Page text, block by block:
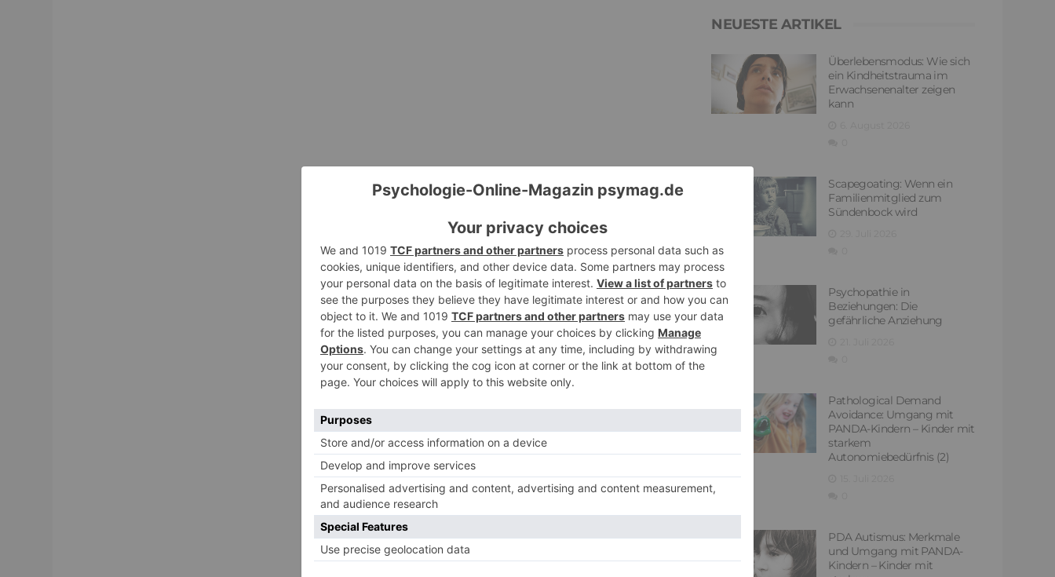
NEUESTE ARTIKEL
Überlebensmodus: Wie sich
ein Kindheitstrauma im
Erwachsenenalter zeigen
kann
Scapegoating: Wenn ein
Familienmitglied zum
Sündenbock wird
Psychopathie in
Beziehungen: Die
gefährliche Anziehung
Pathological Demand
Avoidance: Umgang mit
PANDA-Kindern – Kinder mit
starkem
Autonomiebedürfnis (2)
PDA Autismus: Merkmale
und Umgang mit PANDA-
Kindern – Kinder mit